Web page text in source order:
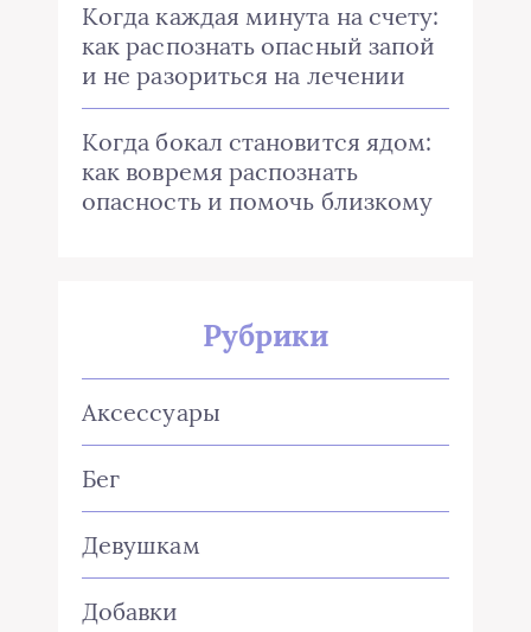
Когда каждая минута на счету:
как распознать опасный запой
и не разориться на лечении
Когда бокал становится ядом:
как вовремя распознать
опасность и помочь близкому
Рубрики
Аксессуары
Бег
Девушкам
Добавки